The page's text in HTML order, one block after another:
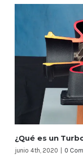
¿Qué es un
junio 4th, 2020 0